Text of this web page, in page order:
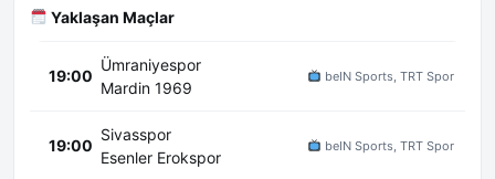
Yaklaşan Maçlar
19:00
Ümraniyespor
Mardin 1969
beIN Sports, TRT Spor
19:00
Sivasspor
Esenler Erokspor
beIN Sports, TRT Spor